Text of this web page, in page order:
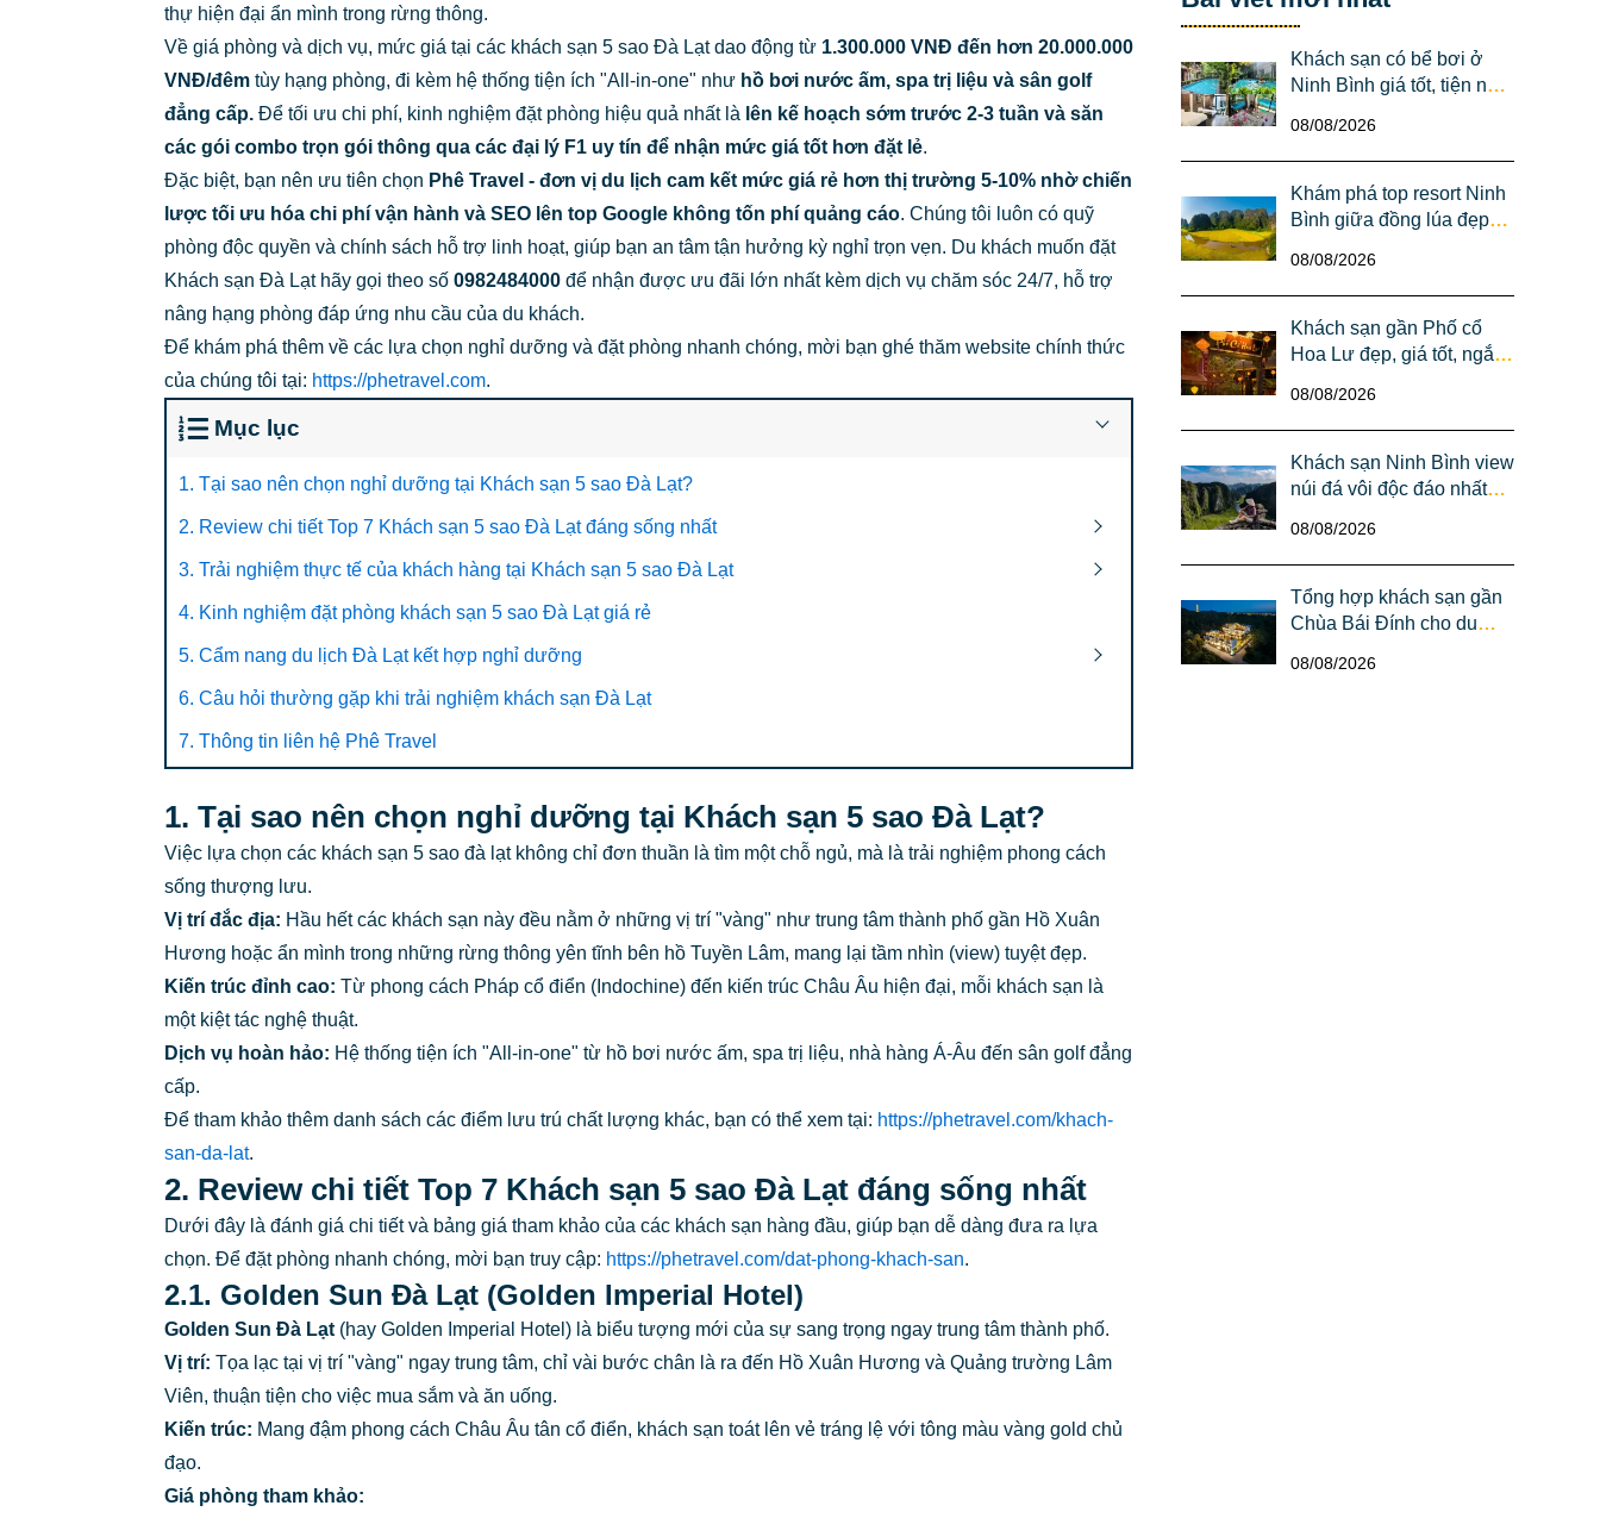
thự hiện đại ẩn mình trong rừng thông.
Về giá phòng và dịch vụ, mức giá tại các khách sạn 5 sao Đà Lạt dao động từ 1.300.000 VNĐ đến hơn 20.000.000
VNĐ/đêm tùy hạng phòng, đi kèm hệ thống tiện ích "All-in-one" như hồ bơi nước ấm, spa trị liệu và sân golf
đẳng cấp. Để tối ưu chi phí, kinh nghiệm đặt phòng hiệu quả nhất là lên kế hoạch sớm trước 2-3 tuần và săn
các gói combo trọn gói thông qua các đại lý F1 uy tín để nhận mức giá tốt hơn đặt lẻ.
Đặc biệt, bạn nên ưu tiên chọn Phê Travel - đơn vị du lịch cam kết mức giá rẻ hơn thị trường 5-10% nhờ chiến
lược tối ưu hóa chi phí vận hành và SEO lên top Google không tốn phí quảng cáo. Chúng tôi luôn có quỹ
phòng độc quyền và chính sách hỗ trợ linh hoạt, giúp bạn an tâm tận hưởng kỳ nghỉ trọn vẹn. Du khách muốn đặt
Khách sạn Đà Lạt hãy gọi theo số 0982484000 để nhận được ưu đãi lớn nhất kèm dịch vụ chăm sóc 24/7, hỗ trợ
nâng hạng phòng đáp ứng nhu cầu của du khách.
Để khám phá thêm về các lựa chọn nghỉ dưỡng và đặt phòng nhanh chóng, mời bạn ghé thăm website chính thức
của chúng tôi tại: https://phetravel.com.
Mục lục
1. Tại sao nên chọn nghỉ dưỡng tại Khách sạn 5 sao Đà Lạt?
2. Review chi tiết Top 7 Khách sạn 5 sao Đà Lạt đáng sống nhất
3. Trải nghiệm thực tế của khách hàng tại Khách sạn 5 sao Đà Lạt
4. Kinh nghiệm đặt phòng khách sạn 5 sao Đà Lạt giá rẻ
5. Cẩm nang du lịch Đà Lạt kết hợp nghỉ dưỡng
6. Câu hỏi thường gặp khi trải nghiệm khách sạn Đà Lạt
7. Thông tin liên hệ Phê Travel
1. Tại sao nên chọn nghỉ dưỡng tại Khách sạn 5 sao Đà Lạt?
Việc lựa chọn các khách sạn 5 sao đà lạt không chỉ đơn thuần là tìm một chỗ ngủ, mà là trải nghiệm phong cách
sống thượng lưu.
Vị trí đắc địa: Hầu hết các khách sạn này đều nằm ở những vị trí "vàng" như trung tâm thành phố gần Hồ Xuân
Hương hoặc ẩn mình trong những rừng thông yên tĩnh bên hồ Tuyền Lâm, mang lại tầm nhìn (view) tuyệt đẹp.
Kiến trúc đỉnh cao: Từ phong cách Pháp cổ điển (Indochine) đến kiến trúc Châu Âu hiện đại, mỗi khách sạn là
một kiệt tác nghệ thuật.
Dịch vụ hoàn hảo: Hệ thống tiện ích "All-in-one" từ hồ bơi nước ấm, spa trị liệu, nhà hàng Á-Âu đến sân golf đẳng
cấp.
Để tham khảo thêm danh sách các điểm lưu trú chất lượng khác, bạn có thể xem tại: https://phetravel.com/khach-
san-da-lat.
2. Review chi tiết Top 7 Khách sạn 5 sao Đà Lạt đáng sống nhất
Dưới đây là đánh giá chi tiết và bảng giá tham khảo của các khách sạn hàng đầu, giúp bạn dễ dàng đưa ra lựa
chọn. Để đặt phòng nhanh chóng, mời bạn truy cập: https://phetravel.com/dat-phong-khach-san.
2.1. Golden Sun Đà Lạt (Golden Imperial Hotel)
Golden Sun Đà Lạt (hay Golden Imperial Hotel) là biểu tượng mới của sự sang trọng ngay trung tâm thành phố.
Vị trí: Tọa lạc tại vị trí "vàng" ngay trung tâm, chỉ vài bước chân là ra đến Hồ Xuân Hương và Quảng trường Lâm
Viên, thuận tiện cho việc mua sắm và ăn uống.
Kiến trúc: Mang đậm phong cách Châu Âu tân cổ điển, khách sạn toát lên vẻ tráng lệ với tông màu vàng gold chủ
đạo.
Giá phòng tham khảo:
Khách sạn có bể bơi ở
Ninh Bình giá tốt, tiện nghi
08/08/2026
Khám phá top resort Ninh
Bình giữa đồng lúa đẹp
lãng mạn
08/08/2026
Khách sạn gần Phố cổ
Hoa Lư đẹp, giá tốt, ngắm
đêm
08/08/2026
Khách sạn Ninh Bình view
núi đá vôi độc đáo nhất
08/08/2026
Tổng hợp khách sạn gần
Chùa Bái Đính cho du
08/08/2026